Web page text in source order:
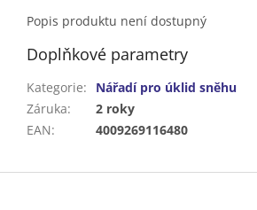
Popis produktu není dostupný
Doplňkové parametry
Kategorie:
Nářadí pro úklid sněhu
Záruka:
2 roky
EAN: 4009269116480
Z